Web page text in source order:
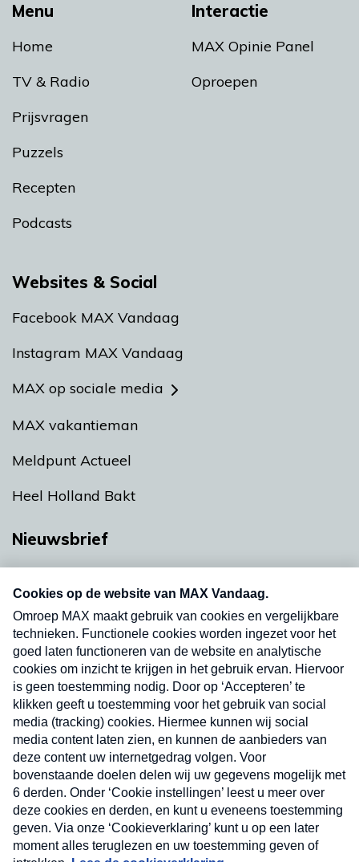
Menu
Home
TV & Radio
Prijsvragen
Puzzels
Recepten
Podcasts
Interactie
MAX Opinie Panel
Oproepen
Websites & Social
Facebook MAX Vandaag
Instagram MAX Vandaag
MAX op sociale media
MAX vakantieman
Meldpunt Actueel
Heel Holland Bakt
Nieuwsbrief
Neem hier een gratis abonnement op onze
nieuwsbrief. Elke vrijdag- en dinsdagochtend in
uw mailbox.
Verzend
Nieuwsbrief
Neem hier een gratis abonnement op onze
nieuwsbrief. Elke vrijdag- en dinsdagochtend in uw